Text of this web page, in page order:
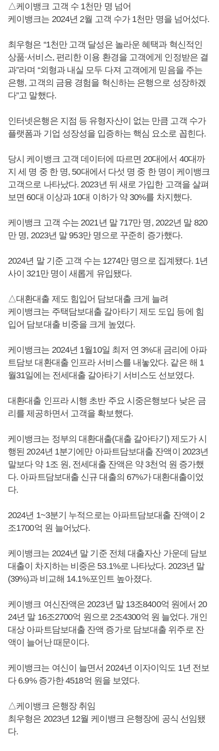
△케이뱅크 고객 수 1천만 명 넘어
케이뱅크는 2024년 2월 고객 수가 1천만 명을 넘어섰다.
최우형은 “1천만 고객 달성은 놀라운 혜택과 혁신적인
상품·서비스, 편리한 이용 환경을 고객에게 인정받은 결
과”라며 “외형과 내실 모두 다져 고객에게 믿음을 주는
은행, 고객의 금융 경험을 혁신하는 은행으로 성장하겠
다”고 말했다.
인터넷은행은 지점 등 유형자산이 없는 만큼 고객 수가
플랫폼과 기업 성장성을 입증하는 핵심 요소로 꼽힌다.
당시 케이뱅크 고객 데이터에 따르면 20대에서 40대까
지 세 명 중 한 명, 50대에서 다섯 명 중 한 명이 케이뱅크
고객으로 나타났다. 2023년 뒤 새로 가입한 고객을 살펴
보면 60대 이상과 10대 이하가 약 30%를 차지했다.
케이뱅크 고객 수는 2021년 말 717만 명, 2022년 말 820
만 명, 2023년 말 953만 명으로 꾸준히 증가했다.
2024년 말 기준 고객 수는 1274만 명으로 집계됐다. 1년
사이 321만 명이 새롭게 유입됐다.
△대환대출 제도 힘입어 담보대출 크게 늘려
케이뱅크는 주택담보대출 갈아타기 제도 도입 등에 힘
입어 담보대출 비중을 크게 높였다.
케이뱅크는 2024년 1월10일 최저 연 3%대 금리에 아파
트담보 대환대출 인프라 서비스를 내놓았다. 같은 해 1
월31일에는 전세대출 갈아타기 서비스도 선보였다.
대환대출 인프라 시행 초반 주요 시중은행보다 낮은 금
리를 제공하면서 고객을 확보했다.
케이뱅크는 정부의 대환대출(대출 갈아타기) 제도가 시
행된 2024년 1분기에만 아파트담보대출 잔액이 2023년
말보다 약 1조 원, 전세대출 잔액은 약 3천억 원 증가했
다. 아파트담보대출 신규 대출의 67%가 대환대출이었
다.
2024년 1~3분기 누적으로는 아파트담보대출 잔액이 2
조1700억 원 늘어났다.
케이뱅크는 2024년 말 기준 전체 대출자산 가운데 담보
대출이 차지하는 비중은 53.1%로 나타났다. 2023년 말
(39%)과 비교해 14.1%포인트 높아졌다.
케이뱅크 여신잔액은 2023년 말 13조8400억 원에서 20
24년 말 16조2700억 원으로 2조4300억 원 늘었다. 개인
대상 아파트담보대출 잔액 증가로 담보대출 위주로 잔
액이 늘어난 때문이다.
케이뱅크는 여신이 늘면서 2024년 이자이익도 1년 전보
다 6.9% 증가한 4518억 원을 보였다.
△케이뱅크 은행장 취임
최우형은 2023년 12월 케이뱅크 은행장에 공식 선임됐
다.